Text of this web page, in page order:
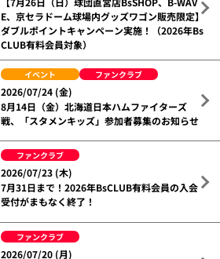
E、京セラドーム球場内グッズワゴン販売限定】
ダブルポイントキャンペーン実施！（2026年Bs
CLUB有料会員対象）
イベント ファンクラブ
2026/07/24 (金)
8月14日（金）北海道日本ハムファイターズ
戦、「スタメンキッズ」参加者募集のお知らせ
ファンクラブ
2026/07/23 (木)
7月31日まで！2026年BsCLUB有料会員の入会
受付がまもなく終了！
ファンクラブ
2026/07/20 (月)